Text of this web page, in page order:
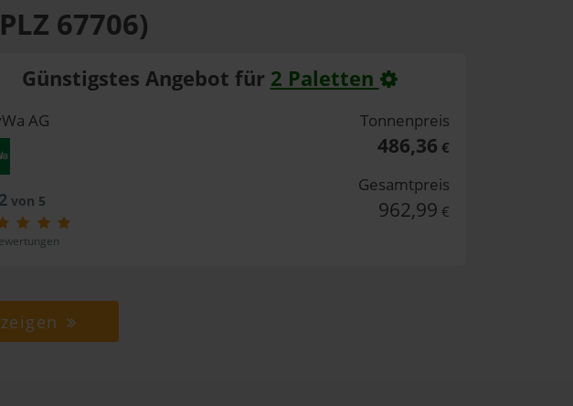
67706)
Günstigstes Angebot für 2 Paletten
AG
von 5
Tonnenpreis
486,36 €
Gesamtpreis
962,99 €